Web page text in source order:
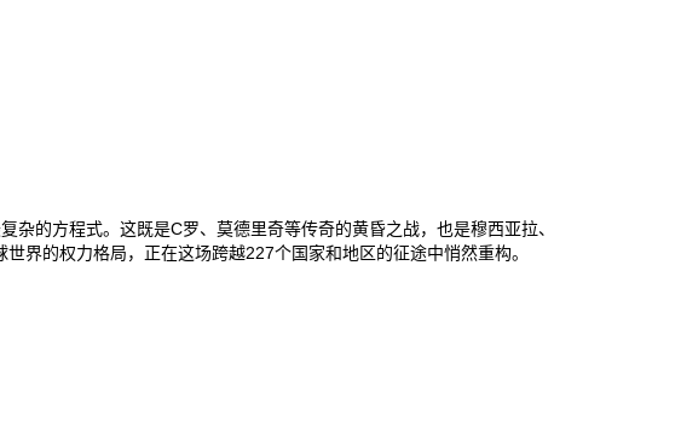
的方程式。这既是C罗、莫德里奇等传奇的黄昏之战，也是穆西亚拉、
界的权力格局，正在这场跨越227个国家和地区的征途中悄然重构‌。